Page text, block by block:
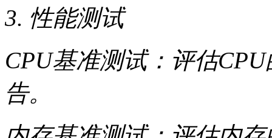
3. 性能测试
CPU基准测试：评估
告。